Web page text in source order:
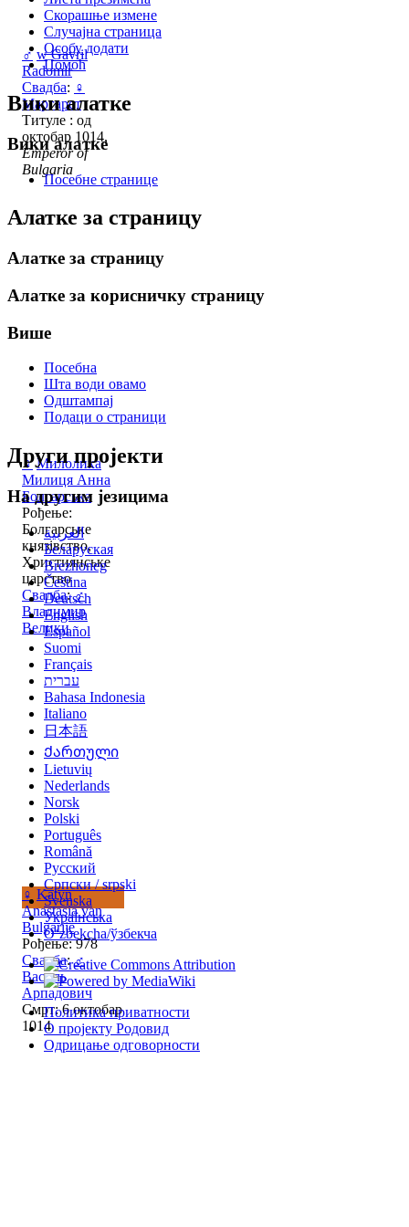
♂ w Gavril
Radomir
Свадба: ♀
Маргарет
Титуле : од
октобар 1014,
Emperor of
Bulgaria
♀ Милолика
Милиця Анна
Болгарська
Рођење:
Болгарське
князівство,
Християнське
царство
Свадба:♂
Владимир
Велики
♀ Katyn
Anastasia van
Bulgarije
Рођење: 978
Свадба:♂
Василь
Арпадович
Смрт: 6 октобар
1014
Скорашње измене
Случајна страница
Особу додати
Помоћ
Вики алатке
Вики алатке
Посебне странице
Алатке за страницу
Алатке за страницу
Алатке за корисничку страницу
Више
Посебна
Шта води овамо
Одштампај
Подаци о страници
Други пројекти
На другим језицима
العربية
Беларуская
Brezhoneg
Čeština
Deutsch
English
Español
Suomi
Français
עברית
Bahasa Indonesia
Italiano
日本語
Ქართული
Lietuvių
Nederlands
Norsk
Polski
Português
Română
Русский
Српски / srpski
Svenska
Українська
Oʻzbekcha/ўзбекча
Политика приватности
О пројекту Родовид
Одрицање одговорности